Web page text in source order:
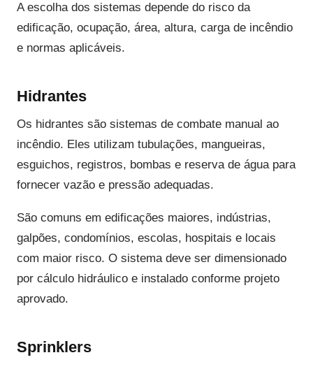
A escolha dos sistemas depende do risco da
edificação, ocupação, área, altura, carga de incêndio
e normas aplicáveis.
Hidrantes
Os hidrantes são sistemas de combate manual ao
incêndio. Eles utilizam tubulações, mangueiras,
esguichos, registros, bombas e reserva de água para
fornecer vazão e pressão adequadas.
São comuns em edificações maiores, indústrias,
galpões, condomínios, escolas, hospitais e locais
com maior risco. O sistema deve ser dimensionado
por cálculo hidráulico e instalado conforme projeto
aprovado.
Sprinklers